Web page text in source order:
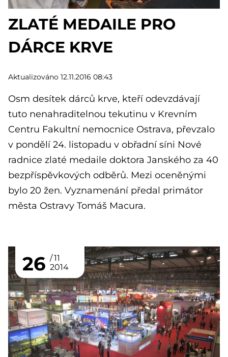
ZLATÉ MEDAILE PRO
DÁRCE KRVE
Aktualizováno 12.11.2016 08:43
Osm desítek dárců krve, kteří odevzdávají
tuto nenahraditelnou tekutinu v Krevním
Centru Fakultní nemocnice Ostrava, převzalo
v pondělí 24. listopadu v obřadní síni Nové
radnice zlaté medaile doktora Janského za 40
bezpříspěvkových odběrů. Mezi oceněnými
bylo 20 žen. Vyznamenání předal primátor
města Ostravy Tomáš Macura.
26
11
2014